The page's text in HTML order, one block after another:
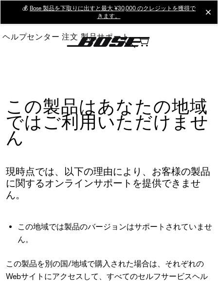
Main
💰 Bose 製品を下取りに出すと最大 ¥30,000 のクレジットを獲得で
きます。
ヘルプセンター 注文 製品サポート
この製品はあなたの地域
ではご利用いただけませ
ん
現時点では、以下の理由により、お客様の製品
に関するオンラインサポートを提供できませ
ん。
この地域では製品のバージョンはサポートされていませ
ん。
この製品を別の国/地域で購入された場合は、それぞれの
Webサイトにアクセスして、すべてのセルフサービスヘル